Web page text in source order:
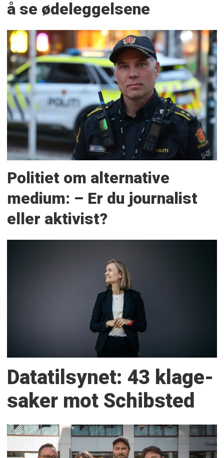
å se ødeleggelsene
Politiet om alternative
medium: – Er du journalist
eller aktivist?
Datatilsynet: 43 klage­
saker mot Schibsted